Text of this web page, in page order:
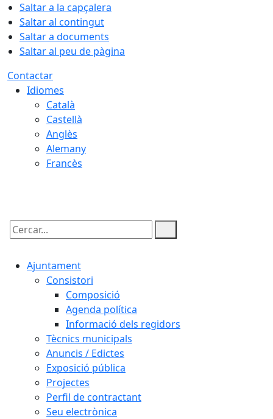
Saltar a la capçalera
Saltar al contingut
Saltar a documents
Saltar al peu de pàgina
Contactar
Idiomes
Català
Castellà
Anglès
Alemany
Francès
Cercar:
Ajuntament
Consistori
Composició
Agenda política
Informació dels regidors
Tècnics municipals
Anuncis / Edictes
Exposició pública
Projectes
Perfil de contractant
Seu electrònica